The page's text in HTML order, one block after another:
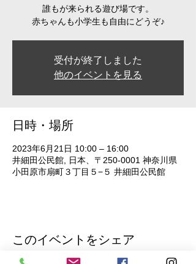
誰もが来られる遊び場です。
赤ちゃんも小学生も自由にどうぞ♪
受付が終了しました
他のイベントを見る
日時・場所
2023年6月21日 10:00 – 16:00
井細田公民館, 日本、〒250-0001 神奈川県
小田原市扇町３丁目５−５ 井細田公民館
このイベントをシェア